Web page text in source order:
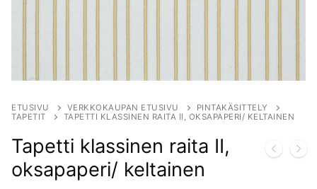
ETUSIVU VERKKOKAUPAN ETUSIVU
PINTAKÄSITTELY
TAPETIT
TAPETTI KLASSINEN RAITA II, OKSAPAPERI/ KELTAINEN
Tapetti klassinen raita II,
oksapaperi/ keltainen